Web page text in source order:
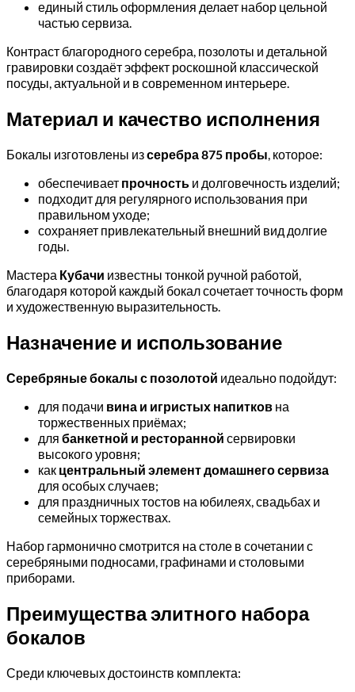
единый стиль оформления делает набор цельной
частью сервиза.
Контраст благородного серебра, позолоты и детальной
гравировки создаёт эффект роскошной классической
посуды, актуальной и в современном интерьере.
Материал и качество исполнения
Бокалы изготовлены изсеребра 875 пробы, которое:
обеспечивает прочность и долговечность изделий;
подходит для регулярного использования при
правильном уходе;
сохраняет привлекательный внешний вид долгие
годы.
Мастера Кубачи известны тонкой ручной работой,
благодаря которой каждый бокал сочетает точность форм
и художественную выразительность.
Назначение и использование
Серебряные бокалы с позолотой идеально подойдут:
для подачи вина и игристых напитков на
торжественных приёмах;
для банкетной и ресторанной сервировки
высокого уровня;
как центральный элемент домашнего сервиза
для особых случаев;
для праздничных тостов на юбилеях, свадьбах и
семейных торжествах.
Набор гармонично смотрится на столе в сочетании с
серебряными подносами, графинами и столовыми
приборами.
Преимущества элитного набора
бокалов
Среди ключевых достоинств комплекта: